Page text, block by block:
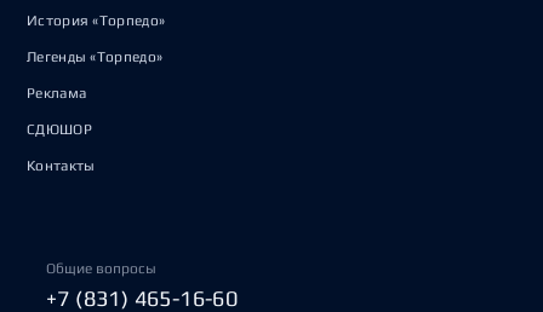
История «Торпедо»
Легенды «Торпедо»
Реклама
СДЮШОР
Контакты
Общие вопросы
+7 (831) 465-16-60